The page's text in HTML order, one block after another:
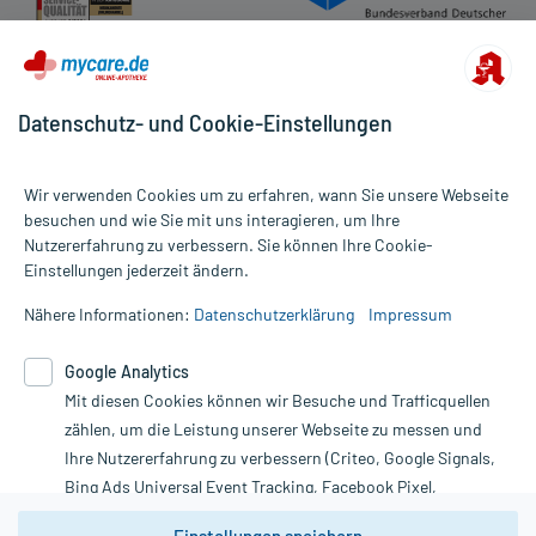
Alle Preise gelten inkl. MwSt., ggf. zzgl. Versandkosten
Informationen auf dieser Website werden ausschließlich für
die Untersuchung und Behandlung durch einen Arzt. Bitte
Therapien eingeleitet werden können. | Diese Webseite benutzt
Google Analytics. Lesen Sie bitte dazu die wichtigen Hinweise in
unserer Datenschutzerklärung. Für den Widerruf einer Bestellung
nutzen Sie das Formular:
Vertrag widerrufen
Datenschutz- und Cookie-Einstellungen
Wir verwenden Cookies um zu erfahren, wann Sie unsere Webseite
besuchen und wie Sie mit uns interagieren, um Ihre
Nutzererfahrung zu verbessern. Sie können Ihre Cookie-
Einstellungen jederzeit ändern.
Nähere Informationen: Datenschutzerklärung Impressum
Google Analytics
Mit diesen Cookies können wir Besuche und Trafficquellen
zählen, um die Leistung unserer Webseite zu messen und
Ihre Nutzererfahrung zu verbessern (Criteo, Google Signals,
Bing Ads Universal Event Tracking, Facebook Pixel,
Youtube-Social Plugin).